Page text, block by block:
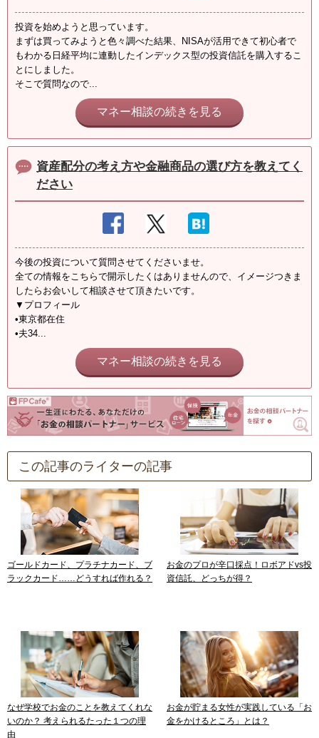
投資を始めようと思っています。
まずは買ってみようと色々調べた結果、NISAが活用できて初心者で
もわかる日経平均に連動したインデックス型の投資信託を購入するこ
とにしました。
そこで質問なので...
マネー相談の続きを見る
資産配分の考え方や金融商品の選び方を教えてく
ださい
今後の投資について質問させてくださいませ。
全ての情報をこちらで開示したくはありませんので、イメージつきま
したらお会いして相談させて頂きたいです。
▼プロフィール
•東京都在住
•夫34...
マネー相談の続きを見る
この記事のライターの記事
ゴールドカード、プラチナカード、ブ
ラックカード……どうすれば作れる？
お金のプロが辛口採点！ロボアドvs投
資信託、どっちが得？
なぜ学校でお金のことを教えてくれな
いのか？ 考えられるたった１つの理
由
お金が貯まる女性が実践している「お
金をかけるところ」とは？